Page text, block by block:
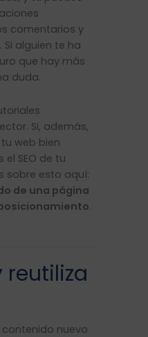
comentarios y
alguien te ha
que hay más
duda.
Si, además,
web bien
SEO de tu
sobre esto aquí:
de una página
.
reutiliza
nuevo